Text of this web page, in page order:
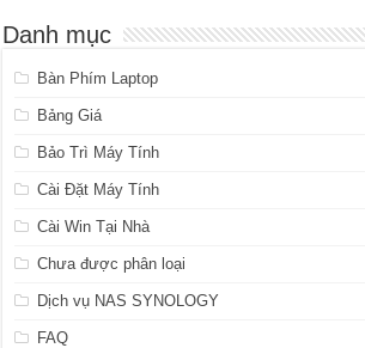
Danh mục
Bàn Phím Laptop
Bảng Giá
Bảo Trì Máy Tính
Cài Đặt Máy Tính
Cài Win Tại Nhà
Chưa được phân loại
Dịch vụ NAS SYNOLOGY
FAQ